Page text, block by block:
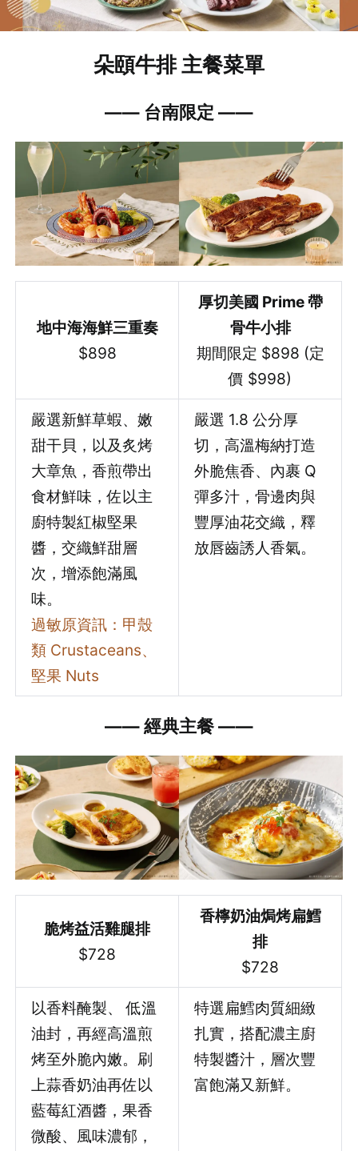
朵頤牛排 主餐菜單
—— 台南限定 ——
地中海海鮮三重奏
$898
厚切美國 Prime 帶
骨牛小排
期間限定 $898 (定
價 $998)
嚴選新鮮草蝦、嫩
甜干貝，以及炙烤
大章魚，香煎帶出
食材鮮味，佐以主
廚特製紅椒堅果
醬，交織鮮甜層
次，增添飽滿風
味。
過敏原資訊：甲殼
類 Crustaceans、
堅果 Nuts
嚴選 1.8 公分厚
切，高溫梅納打造
外脆焦香、內裹 Q
彈多汁，骨邊肉與
豐厚油花交織，釋
放唇齒誘人香氣。
——經典主餐——
脆烤益活雞腿排
$728
香檸奶油焗烤扁鱈
排
$728
以香料醃製、 低溫
油封，再經高溫煎
烤至外脆內嫩。刷
上蒜香奶油再佐以
藍莓紅酒醬，果香
微酸、風味濃郁，
特選扁鱈肉質細緻
扎實，搭配濃主廚
特製醬汁，層次豐
富飽滿又新鮮。